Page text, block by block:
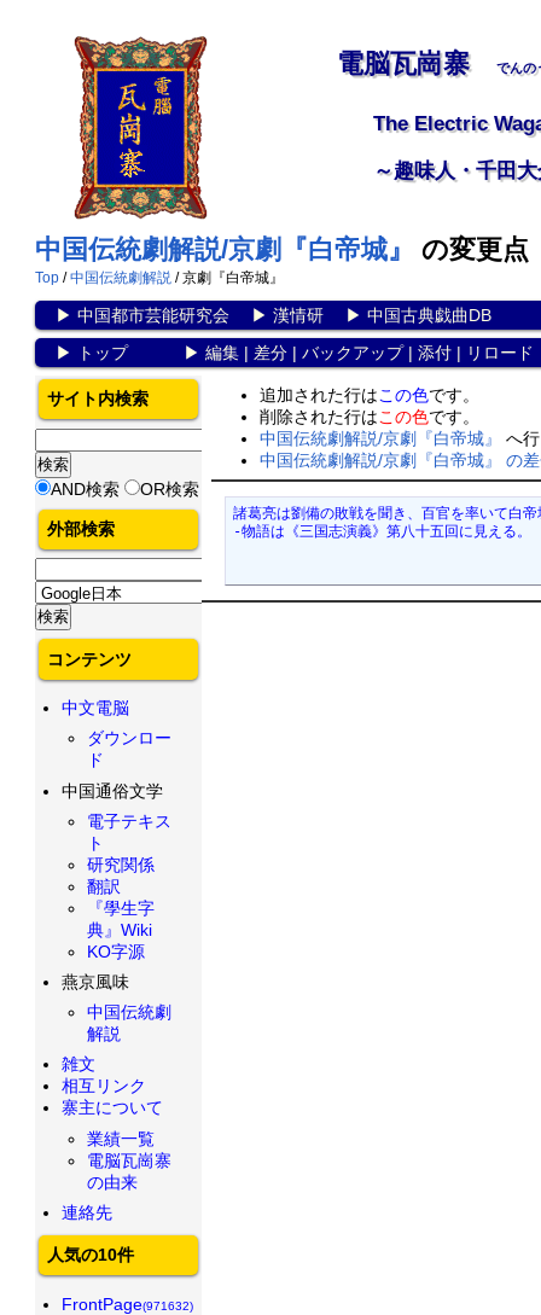
電脳瓦崗寨 でんの
The Electric
～趣味人・千田
中国伝統劇解説/京劇『白帝城』 の変更点
Top /中国伝統劇解説 / 京劇『白帝城』
▶ 中国都市芸能研究会▶ 漢情研▶ 中国古典戯曲DB
▶
トップ▶ 編集| 差分| バックアップ| 添付| リロード
追加された行はこの色です。
削除された行はこの色です。
中国伝統劇解説/京劇『白帝城』
へ
中国伝統劇解説/京劇『白帝城』 の
諸葛亮は劉備の敗戦を聞き、百官を率いて白
-物語は《三国志演義》第八十五回に見える。
サイト内検索
AND検索 OR検索
外部検索
コンテンツ
中文電脳
ダウンロー
ド
中国通俗文学
電子テキス
ト
研究関係
翻訳
『學生字
典』Wiki
KO字源
燕京風味
中国伝統劇
解説
雑文
相互リンク
寨主について
業績一覧
電脳瓦崗寨
の由来
連絡先
人気の10件
FrontPage(971632)